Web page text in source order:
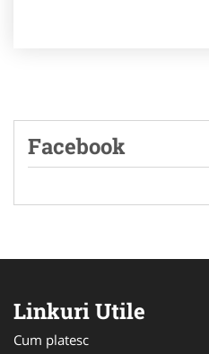
Facebook
Linkuri Utile
Cum platesc